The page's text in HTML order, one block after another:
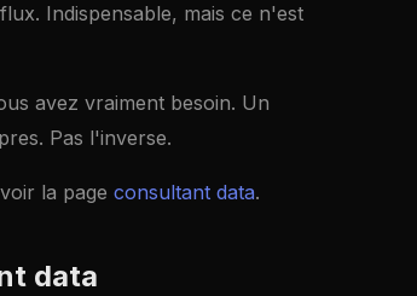
Indispensable, mais ce n'est
avez vraiment besoin. Un
Pas l'inverse.
la page consultant data.
data